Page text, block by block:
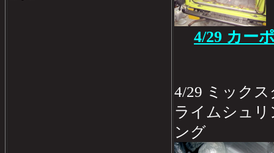
4/29 カー
4/29 ミック
ライムシュ
ング